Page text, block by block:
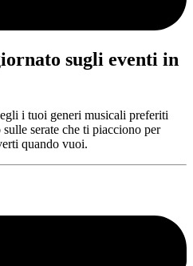
sugli eventi in
i tuoi generi musicali preferiti
serate che ti piacciono per
quando vuoi.